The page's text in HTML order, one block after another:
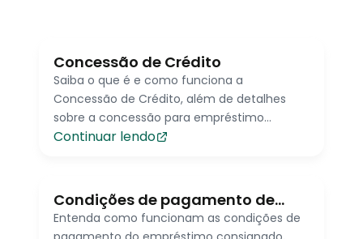
Concessão de Crédito
Saiba o que é e como funciona a
Concessão de Crédito, além de detalhes
sobre a concessão para empréstimo
consignado
Continuar lendo
Condições de pagamento de
empréstimo
Entenda como funcionam as condições de